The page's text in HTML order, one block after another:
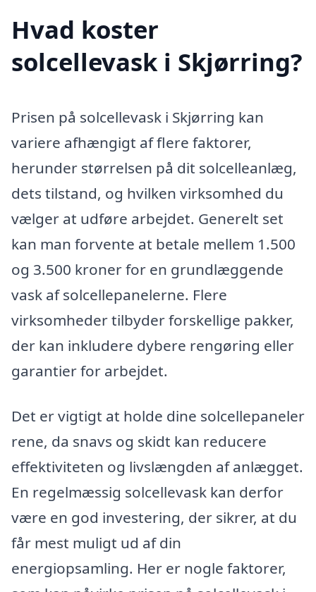
Hvad koster
solcellevask i Skjørring?
Prisen på solcellevask i Skjørring kan
variere afhængigt af flere faktorer,
herunder størrelsen på dit solcelleanlæg,
dets tilstand, og hvilken virksomhed du
vælger at udføre arbejdet. Generelt set
kan man forvente at betale mellem 1.500
og 3.500 kroner for en grundlæggende
vask af solcellepanelerne. Flere
virksomheder tilbyder forskellige pakker,
der kan inkludere dybere rengøring eller
garantier for arbejdet.
Det er vigtigt at holde dine solcellepaneler
rene, da snavs og skidt kan reducere
effektiviteten og livslængden af anlægget.
En regelmæssig solcellevask kan derfor
være en god investering, der sikrer, at du
får mest muligt ud af din
energiopsamling. Her er nogle faktorer,